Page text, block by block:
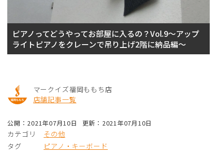
ピアノってどうやってお部屋に入るの？Vol.9～アップ
ライトピアノをクレーンで吊り上げ2階に納品編～
マークイズ福岡ももち店
店舗記事一覧
公開：2021年07月10日 更新：2021年07月10日
カテゴリ
その他
タグ
ピアノ・キーボード